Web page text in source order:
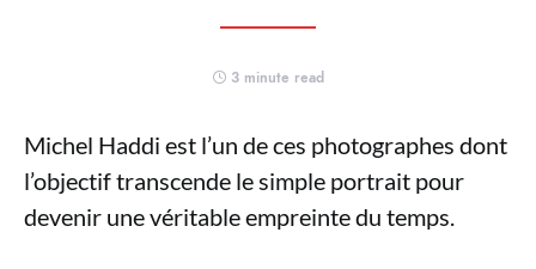
3 minute read
Michel Haddi est l’un de ces photographes dont
l’objectif transcende le simple portrait pour
devenir une véritable empreinte du temps.